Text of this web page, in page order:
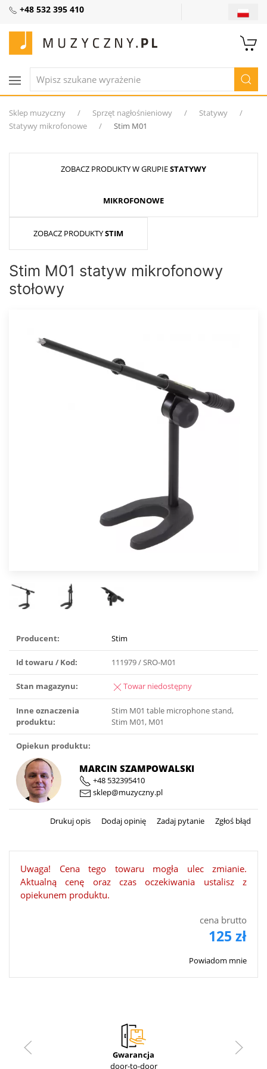
+48 532 395 410
Sklep muzyczny Sprzęt nagłośnieniowy
Statywy
Statywy mikrofonowe
Stim M01
ZOBACZ PRODUKTY W GRUPIESTATYWY
MIKROFONOWE
ZOBACZ PRODUKTYSTIM
Stim M01 statyw mikrofonowy
stołowy
Producent: Stim
Id towaru / Kod: 111979 / SRO-M01
Stan magazynu: Towar niedostępny
Inne oznaczenia
produktu:
Stim M01 table microphone stand,
Stim M01, M01
Opiekun produktu:
MARCIN SZAMPOWALSKI
+48 532395410
sklep@muzyczny.pl
Drukuj opis Dodaj opinię Zadaj pytanie Zgłoś błąd
Uwaga! Cena tego towaru mogła ulec zmianie.
Aktualną cenę oraz czas oczekiwania ustalisz z
opiekunem produktu.
cena brutto
125 zł
Powiadom mnie
Gwarancja
door-to-door